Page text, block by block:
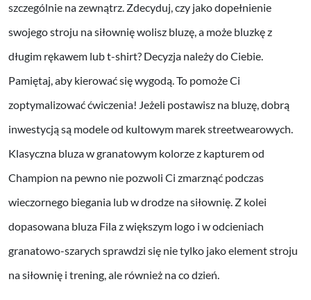
szczególnie na zewnątrz. Zdecyduj, czy jako dopełnienie
swojego stroju na siłownię wolisz bluzę, a może bluzkę z
długim rękawem lub t-shirt? Decyzja należy do Ciebie.
Pamiętaj, aby kierować się wygodą. To pomoże Ci
zoptymalizować ćwiczenia! Jeżeli postawisz na bluzę, dobrą
inwestycją są modele od kultowym marek streetwearowych.
Klasyczna bluza w granatowym kolorze z kapturem od
Champion na pewno nie pozwoli Ci zmarznąć podczas
wieczornego biegania lub w drodze na siłownię. Z kolei
dopasowana bluza Fila z większym logo i w odcieniach
granatowo-szarych sprawdzi się nie tylko jako element stroju
na siłownię i trening, ale również na co dzień.